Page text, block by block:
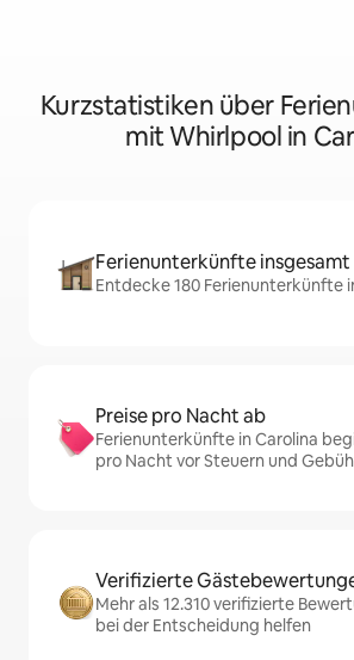
Kurzstatistiken über
mit Whirlpool in
Ferienunterkünfte insgesamt
Entdecke 180 Ferienunterkünfte
Preise pro Nacht ab
Ferienunterkünfte in Carolina
pro Nacht vor Steuern und
Verifizierte
Mehr als 12.310 verifizierte
bei der Entscheidung helfen